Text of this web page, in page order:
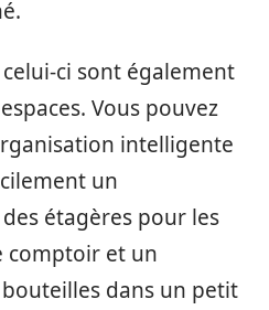
ci sont également
Vous pouvez
intelligente
un
étagères pour les
comptoir et un
dans un petit